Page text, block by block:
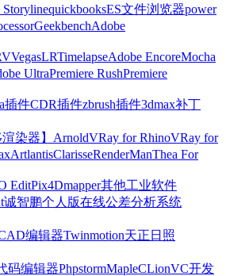
StorylinequickbooksES文件浏览器power
GeekbenchAdobe
VegasLRTimelapseAdobe EncoreMocha
UltraPremiere RushPremiere
插件CDR插件zbrush插件3dmax补丁
染器】 ArnoldVRay for RhinoVRay for
ArtlantisClarisseRenderManThea For
EditPix4Dmapper其他工业软件
诚智鹏个人版在线公差分析系统
编辑器Twinmotion天正日照
码编辑器PhpstormMapleCLionVC开发